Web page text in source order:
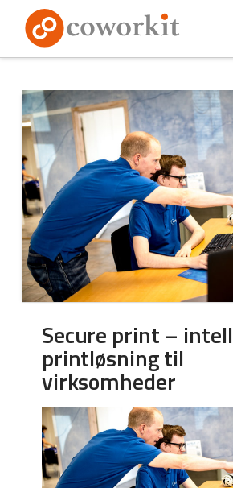
Secure print –
printløsning til
virksomheder